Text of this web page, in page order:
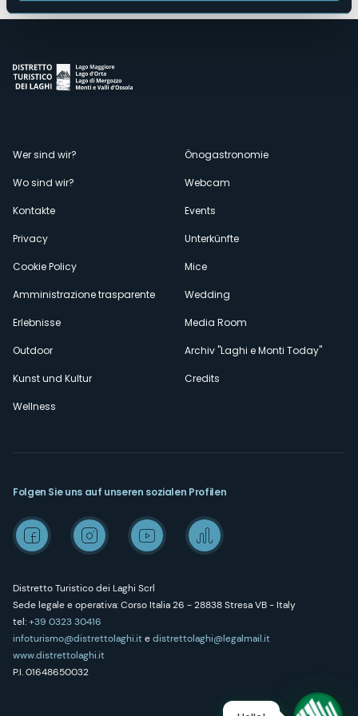
Menù
secondario
Wer sind wir?
Wo sind wir?
Kontakte
Privacy
Cookie Policy
Amministrazione trasparente
Erlebnisse
Outdoor
Kunst und Kultur
Wellness
Önogastronomie
Webcam
Events
Unterkünfte
Mice
Wedding
Media Room
Archiv "Laghi e Monti Today"
Credits
Distretto Turistico dei Laghi Scrl
Sede legale e operativa: Corso Italia 26 - 28838 Stresa VB - Italy
tel:+39 0323 30416
infoturismo@distrettolaghi.itedistrettolaghi@legalmail.it
www.distrettolaghi.it
P.I. 01648650032
Folgen Sie uns auf unseren sozialen Profilen